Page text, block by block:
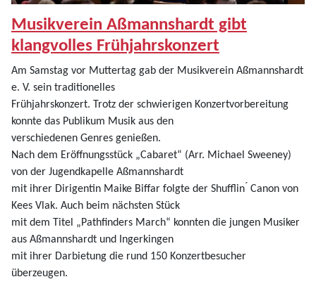
Musikverein Aßmannshardt gibt
klangvolles Frühjahrskonzert
Am Samstag vor Muttertag gab der Musikverein Aßmannshardt
e. V. sein traditionelles
Frühjahrskonzert. Trotz der schwierigen Konzertvorbereitung
konnte das Publikum Musik aus den
verschiedenen Genres genießen.
Nach dem Eröffnungsstück „Cabaret“ (Arr. Michael Sweeney)
von der Jugendkapelle Aßmannshardt
mit ihrer Dirigentin Maike Biffar folgte der Shufflin ́ Canon von
Kees Vlak. Auch beim nächsten Stück
mit dem Titel „Pathfinders March“ konnten die jungen Musiker
aus Aßmannshardt und Ingerkingen
mit ihrer Darbietung die rund 150 Konzertbesucher
überzeugen.